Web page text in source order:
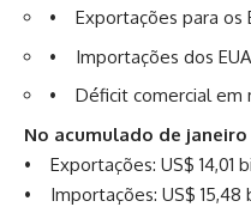
• Exportações para os
• Importações dos EUA:
• Déficit comercial em
No acumulado de janeiro
• Exportações: US$ 14,01
• Importações: US$ 15,48